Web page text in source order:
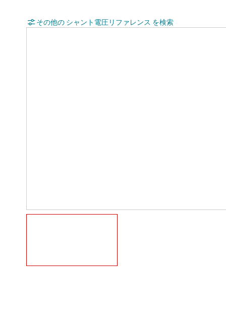
その他の シャント電圧リファレンス を検索